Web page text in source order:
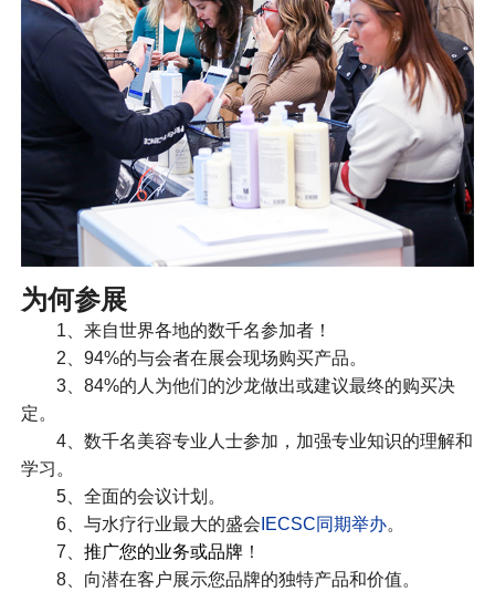
为何参展
1、来自世界各地的数千名参加者！
2、94%的与会者在展会现场购买产品。
3、84%的人为他们的沙龙做出或建议最终的购买决
定。
4、数千名美容专业人士参加，加强专业知识的理解和
学习。
5、全面的会议计划。
6、与水疗行业最大的盛会 IECSC同期举办。
7、 推广您的业务或品牌！
8、向潜在客户展示您品牌的独特产品和价值。